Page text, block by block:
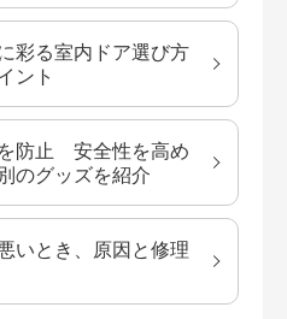
彩る室内ドア選び方
ント
防止 安全性を高め
のグッズを紹介
いとき、原因と修理